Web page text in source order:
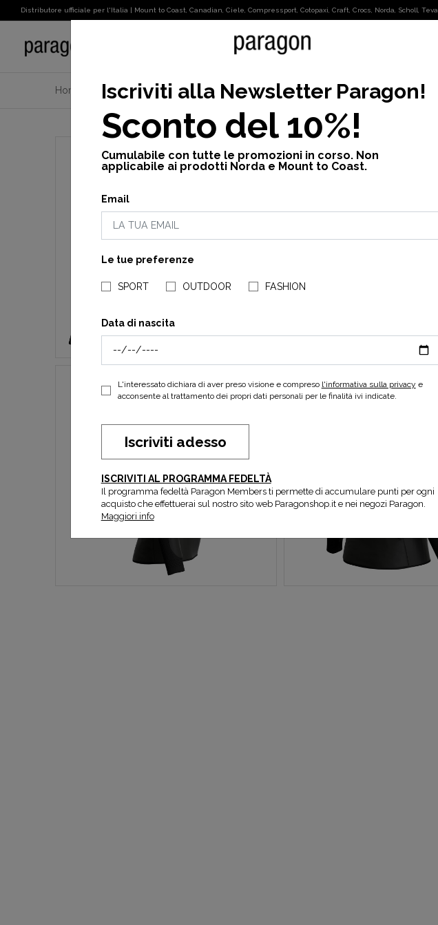
Distributore ufficiale per l'Italia | Mount to Coast, Canadian, Ciele, Compressport, Cotopaxi, Craft, Crocs, Norda, Scholl, Teva.
Home Donna Promo Vedi tutto Hurricane windproof jacket w
Iscriviti alla NewsletterParagon!
Sconto del 10%!
Cumulabile con tutte le promozioni in corso. Non
applicabile ai prodotti Norda e Mount to Coast.
Email
Le tue preferenze
SPORT OUTDOOR FASHION
Data di nascita
L'interessato dichiara di aver preso visione e compreso l'informativa sulla privacy e
acconsente al trattamento dei propri dati personali per le finalità ivi indicate.
Iscriviti adesso
ISCRIVITI AL PROGRAMMA FEDELTÀ
Il programma fedeltà Paragon Members ti permette di accumulare punti per ogni
acquisto che effettuerai sul nostro sito web Paragonshop.it e nei negozi Paragon.
Maggiori info